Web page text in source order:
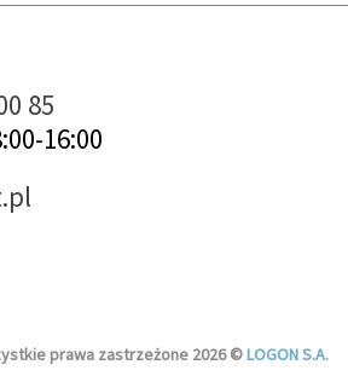
85
16:00
prawa zastrzeżone 2026 ©LOGON S.A.